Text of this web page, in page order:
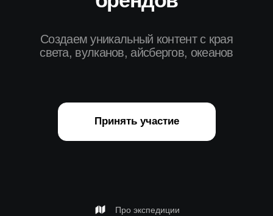
Про экспедиции
Снимаем там, где реальность